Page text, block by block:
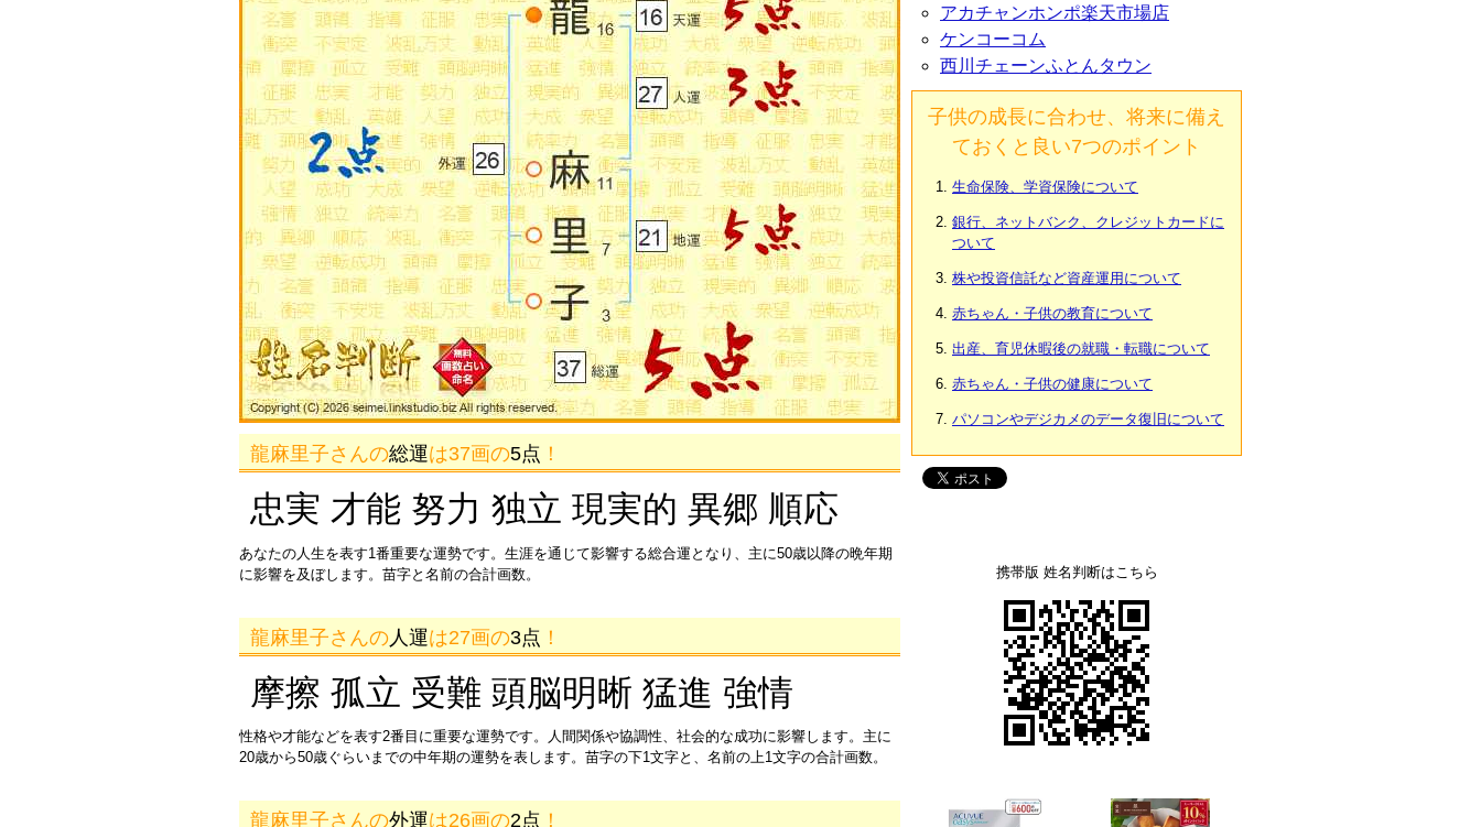
龍麻里子さんの総運は37画の5点 ！
忠実 才能 努力 独立 現実的 異郷 順応
あなたの人生を表す1番重要な運勢です。生涯を通じて影響する総合運となり、主に50歳以降の晩年期
に影響を及ぼします。苗字と名前の合計画数。
龍麻里子さんの 人運は27画の3点 ！
摩擦 孤立 受難 頭脳明晰 猛進 強情
性格や才能などを表す2番目に重要な運勢です。人間関係や協調性、社会的な成功に影響します。主に
20歳から50歳ぐらいまでの中年期の運勢を表します。苗字の下1文字と、名前の上1文字の合計画数。
龍麻里子さんの外運は26画の2点 ！
アカチャンホンポ楽天市場店
ケンコーコム
西川チェーンふとんタウン
子供の成長に合わせ、将来に備え
ておくと良い7つのポイント
生命保険、学資保険について
銀行、ネットバンク、クレジットカードに
ついて
株や投資信託など資産運用について
赤ちゃん・子供の教育について
出産、育児休暇後の就職・転職について
赤ちゃん・子供の健康について
パソコンやデジカメのデータ復旧について
携帯版 姓名判断はこちら